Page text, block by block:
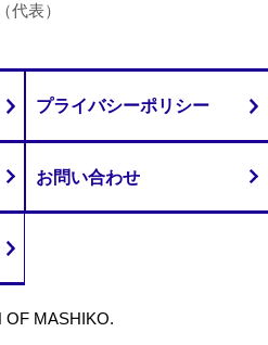
代表）
プライバシーポリシー
お問い合わせ
OF MASHIKO.